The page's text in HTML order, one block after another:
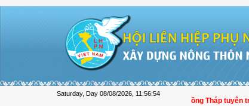
Saturday, Day 08/08/2026 11:56:54
Hội LHPN tỉnh Đồng Tháp tuyên